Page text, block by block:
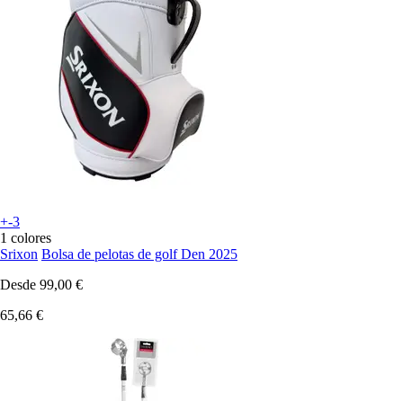
+-3
1 colores
Srixon Bolsa de pelotas de golf Den 2025
Desde 99,00 €
65,66 €